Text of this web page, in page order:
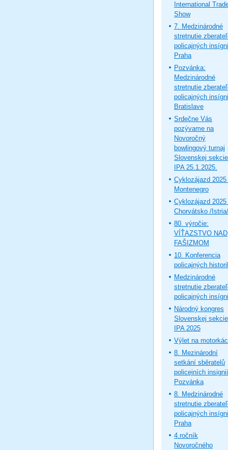
International
Show
7. Medzinárodné
stretnutie
policajných
Praha
Pozvánka:
Medzinárodné
stretnutie
policajných
Bratislave
Srdečne Vás
pozývame na
Novoročný
bowlingový turnaj
Slovenskej sekcie
IPA 25.1.2025.
Cyklozájazd 2025
Montenegro
Cyklozájazd 2025
Chorvátsko /Istria/
80. výročie:
VÍŤAZSTVO NAD
FAŠIZMOM
10. Konferencia
policajných
Medzinárodné
stretnutie
policajných
Národný kongres
Slovenskej sekcie
IPA 2025
Výlet na
8. Mezinárodní
setkání sběratelů
policejních
Pozvánka
8. Medzinárodné
stretnutie
policajných
Praha
4.ročník
Novoročného